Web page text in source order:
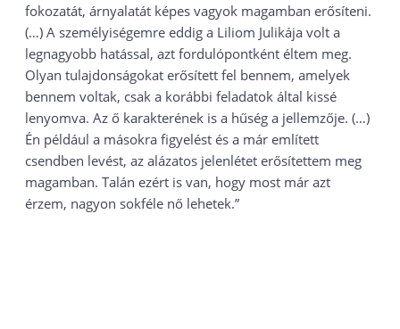
fokozatát, árnyalatát képes vagyok magamban erősíteni.
(…) A személyiségemre eddig a Liliom Julikája volt a
legnagyobb hatással, azt fordulópontként éltem meg.
Olyan tulajdonságokat erősített fel bennem, amelyek
bennem voltak, csak a korábbi feladatok által kissé
lenyomva. Az ő karakterének is a hűség a jellemzője. (…)
Én például a másokra figyelést és a már említett
csendben levést, az alázatos jelenlétet erősítettem meg
magamban. Talán ezért is van, hogy most már azt
érzem, nagyon sokféle nő lehetek.”